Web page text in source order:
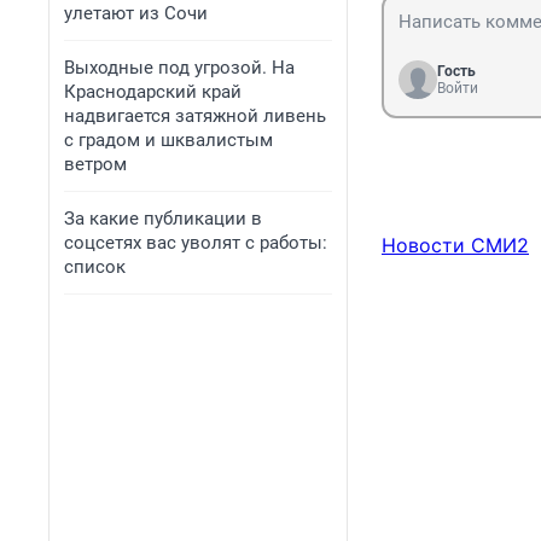
улетают из Сочи
Выходные под угрозой. На
Краснодарский край
надвигается затяжной ливень
с градом и шквалистым
ветром
За какие публикации в
соцсетях вас уволят с работы:
список
Гость
Войти
Новости СМИ2